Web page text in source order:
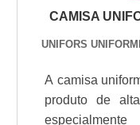
CAMISA
UNIFORS
A camisa
produto de